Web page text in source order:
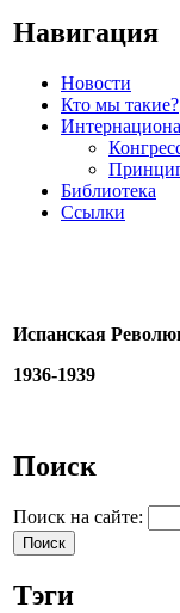
Навигация
Новости
Кто мы такие?
Библиотека
Ссылки
Испанская
1936-1939
Поиск
Поиск на сайте:
Тэги